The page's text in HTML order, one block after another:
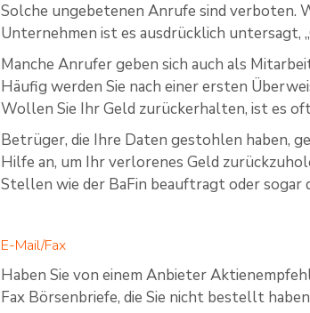
Solche ungebetenen Anrufe sind verboten.
Unternehmen ist es ausdrücklich untersagt,
Manche Anrufer geben sich auch als
Häufig werden Sie nach einer ersten
Wollen Sie Ihr Geld zurückerhalten, ist es
Betrüger, die Ihre Daten gestohlen haben,
Hilfe an, um Ihr verlorenes Geld
Stellen wie der BaFin beauftragt oder sogar
E-Mail/Fax
Haben Sie von einem Anbieter
Fax Börsenbriefe, die Sie nicht bestellt